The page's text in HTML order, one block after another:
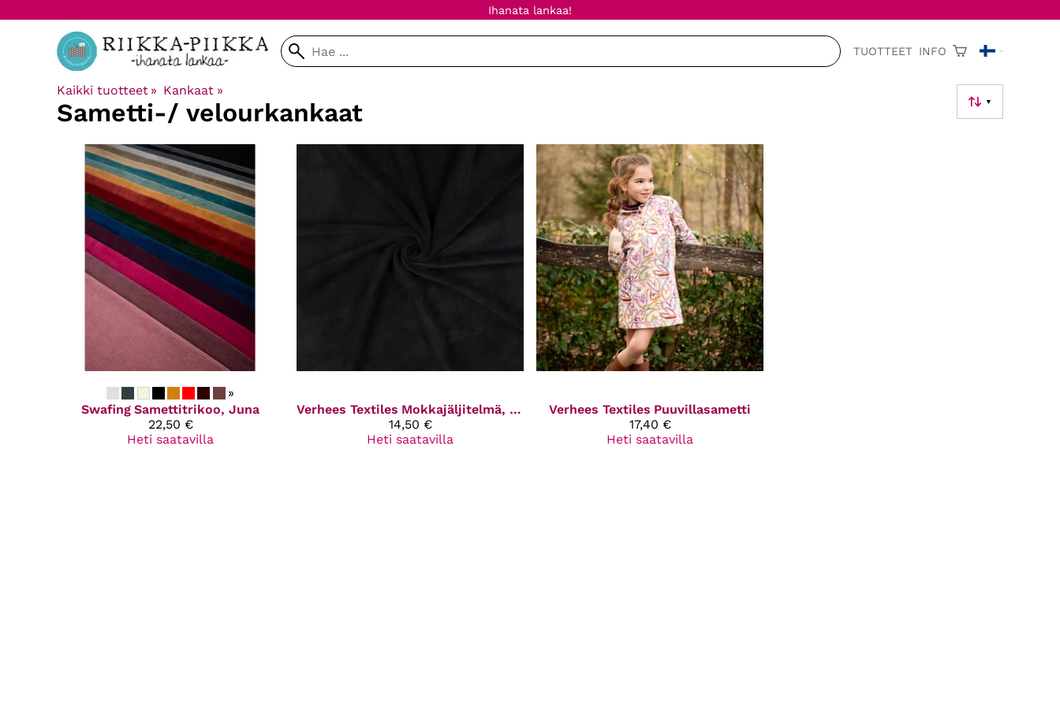
Ihanata lankaa!
TUOTTEET INFO
Kaikki tuotteet ‪» Kankaat ‪»
▼
Sametti-/ velourkankaat
»
Swafing Samettitrikoo, Juna
22,50 €
Heti saatavilla
Verhees Textiles
Mokkajäljitelmä, musta
14,50 €
Heti saatavilla
Verhees Textiles Puuvillasametti
17,40 €
Heti saatavilla